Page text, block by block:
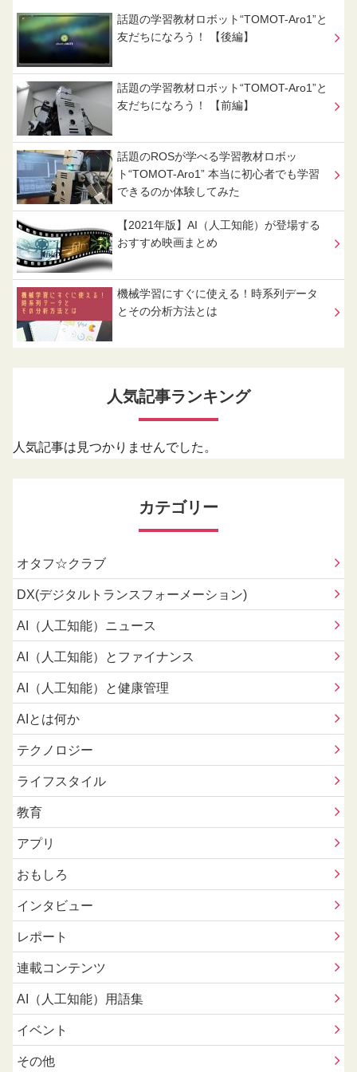
話題の学習教材ロボット“TOMOT-Aro1”と
友だちになろう！ 【後編】
話題の学習教材ロボット“TOMOT-Aro1”と
友だちになろう！ 【前編】
話題のROSが学べる学習教材ロボッ
ト“TOMOT-Aro1” 本当に初心者でも学習
できるのか体験してみた
【2021年版】AI（人工知能）が登場する
おすすめ映画まとめ
機械学習にすぐに使える！時系列データ
とその分析方法とは
人気記事ランキング
人気記事は見つかりませんでした。
カテゴリー
オタフ☆クラブ
DX(デジタルトランスフォーメーション)
AI（人工知能）ニュース
AI（人工知能）とファイナンス
AI（人工知能）と健康管理
AIとは何か
テクノロジー
ライフスタイル
教育
アプリ
おもしろ
インタビュー
レポート
連載コンテンツ
AI（人工知能）用語集
イベント
その他